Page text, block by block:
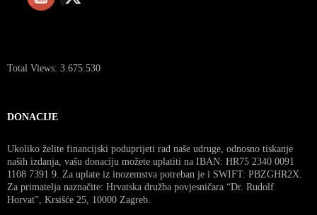
Total Views: 3.675.530
DONACIJE
Ukoliko želite financijski poduprijeti rad naše udruge, odnosno tiskanje
naših izdanja, vašu donaciju možete uplatiti na IBAN: HR75 2340 0091
1108 7391 9. Za uplate iz inozemstva potreban je i SWIFT: PBZGHR2X.
Za primatelja naznačite: Hrvatska družba povjesničara “Dr. Rudolf
Horvat”, Krsišće 25, 10000 Zagreb.